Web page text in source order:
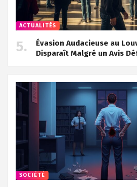
ACTUALITÉS
Évasion Audacieuse au
Disparaît Malgré un Avis
SOCIÉTÉ